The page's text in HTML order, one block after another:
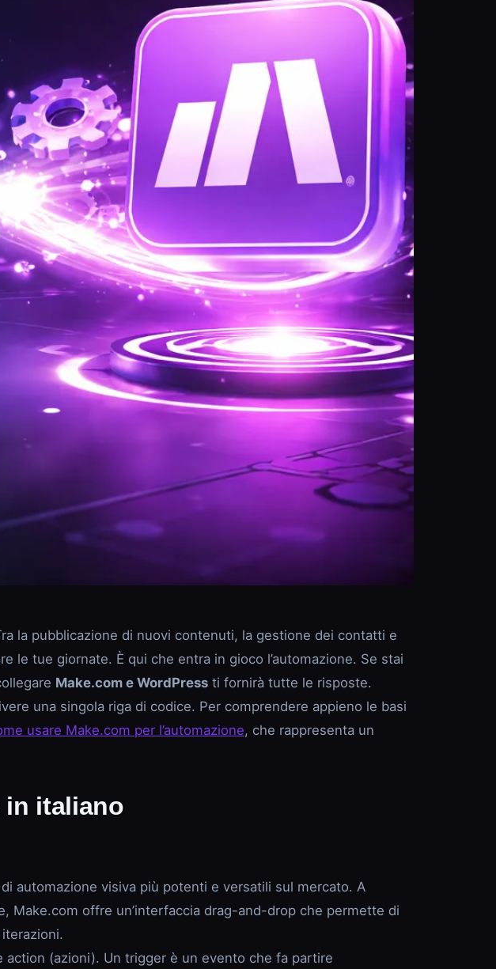
la pubblicazione di nuovi contenuti, la gestione dei contatti e
le tue giornate. È qui che entra in gioco l’automazione. Se stai
Make.com e WordPress ti fornirà tutte le risposte.
una singola riga di codice. Per comprendere appieno le basi
usare Make.com per l’automazione, che rappresenta un
in italiano
automazione visiva più potenti e versatili sul mercato. A
Make.com offre un’interfaccia drag-and-drop che permette di
(azioni). Un trigger è un evento che fa partire